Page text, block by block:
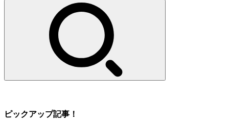
索:
ピックアップ記事！